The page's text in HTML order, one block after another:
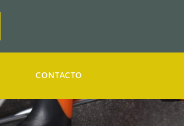
CONTACTO